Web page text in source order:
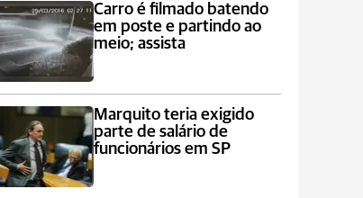
Carro é filmado batendo
em poste e partindo ao
meio; assista
Marquito teria exigido
parte de salário de
funcionários em SP